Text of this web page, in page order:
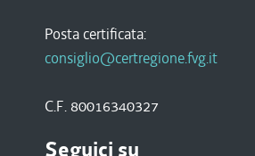
Posta certificata:
consiglio@certregione.fvg.it
C.F. 80016340327
Seguici su